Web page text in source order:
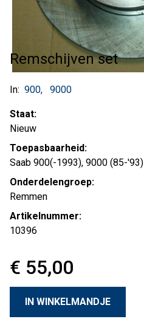
Remschijven set
In: 900 9000
Staat:
Nieuw
Toepasbaarheid:
Saab 900(-1993), 9000 (85-'93)
Onderdelengroep:
Remmen
Artikelnummer:
10396
€ 55,00